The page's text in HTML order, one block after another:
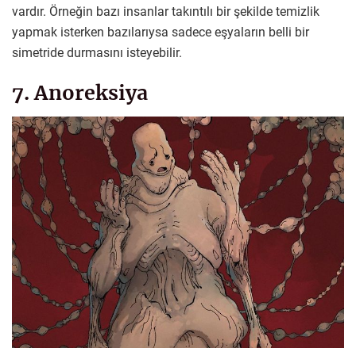
vardır. Örneğin bazı insanlar takıntılı bir şekilde temizlik
yapmak isterken bazılarıysa sadece eşyaların belli bir
simetride durmasını isteyebilir.
7. Anoreksiya